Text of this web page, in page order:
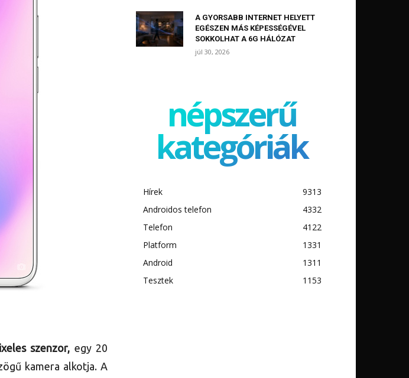
szenzor, egy 20
kamera alkotja. A
A GYORSABB INTERNET HELYETT
EGÉSZEN MÁS KÉPESSÉGÉVEL
SOKKOLHAT A 6G HÁLÓZAT
júl 30, 2026
népszerű
kategóriák
Hírek
9313
Androidos telefon
4332
Telefon
4122
Platform
1331
Android
1311
Tesztek
1153